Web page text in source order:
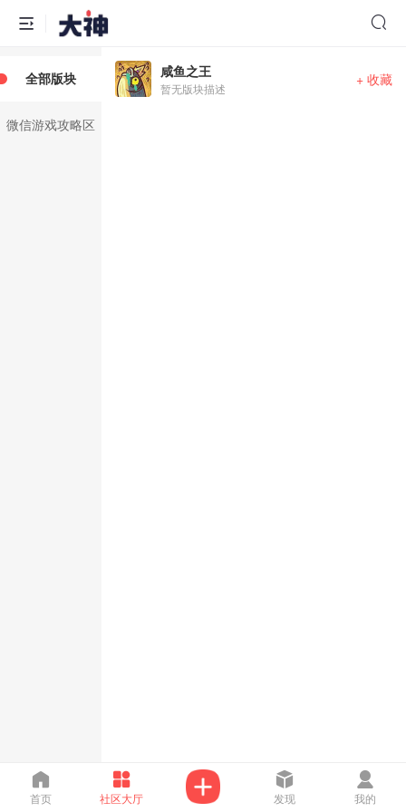
全部版块
微信游戏攻略区
咸鱼之王
暂无版块描述
+ 收藏
首页 社区大厅 发现 我的